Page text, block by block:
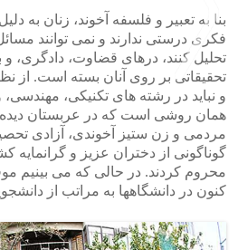
بنا به تعبیر و فلسفه آخوند، زنان
فکری درستی ندارند و نمی توانند
تحلیل کنند، درهای قضاوت، دادگری،
تحقیقاتی بر روی آنان بسته است. از
و نباید در رشته های تکنیکی،
همان روشی است که در عربستان
مردمی و زن ستیز آخوندی، آزادی
گوناگونی از دختران عزیز و گرانمایه
محروم کردند. در حالی که می بینیم
کنون در دانشگاهها به مراتب از
<